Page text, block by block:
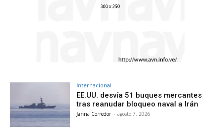
Internacional
EE.UU. desvía 51 buques mercantes
tras reanudar bloqueo naval a Irán
Janna Corredor - agosto 7, 2026